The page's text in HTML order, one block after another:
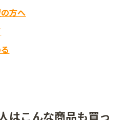
方へ
はこんな商品も買っ